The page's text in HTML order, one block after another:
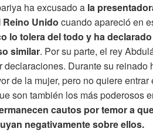
ha excusado a la
Unido cuando apareció en
lo tolera del todo y ha
similar. Por su parte, el rey
declaraciones. Durante su reinado
de la mujer, pero no quiere
son también los más poderosos
cautos por temor a
negativamente sobre ellos.